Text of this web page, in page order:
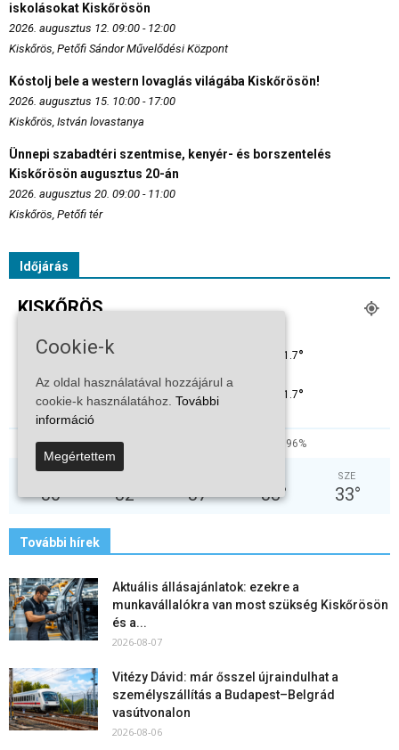
iskolásokat Kiskőrösön
2026. augusztus 12. 09:00 - 12:00
Kiskőrös, Petőfi Sándor Művelődési Központ
Kóstolj bele a western lovaglás világába Kiskőrösön!
2026. augusztus 15. 10:00 - 17:00
Kiskőrös, István lovastanya
Ünnepi szabadtéri szentmise, kenyér- és borszentelés
Kiskőrösön augusztus 20-án
2026. augusztus 20. 09:00 - 11:00
Kiskőrös, Petőfi tér
Időjárás
KISKŐRÖS
31.7
31.7°
31.7°
32% 96%
30° 32° 37° 38°
SZE
33°
További hírek
Aktuális állásajánlatok: ezekre a
munkavállalókra van most szükség Kiskőrösön
és a...
2026-08-07
Vitézy Dávid: már ősszel újraindulhat a
személyszállítás a Budapest–Belgrád
vasútvonalon
2026-08-06
Cookie-k
Az oldal használatával hozzájárul a
cookie-k használatához. További
információ
Megértettem